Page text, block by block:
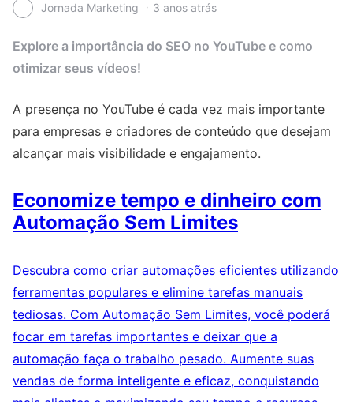
Jornada Marketing 3 anos atrás
Explore a importância do SEO no YouTube e como
otimizar seus vídeos!
A presença no YouTube é cada vez mais importante
para empresas e criadores de conteúdo que desejam
alcançar mais visibilidade e engajamento.
Economize tempo e dinheiro com
Automação Sem Limites
Descubra como criar automações eficientes utilizando
ferramentas populares e elimine tarefas manuais
tediosas. Com Automação Sem Limites, você poderá
focar em tarefas importantes e deixar que a
automação faça o trabalho pesado. Aumente suas
vendas de forma inteligente e eficaz, conquistando